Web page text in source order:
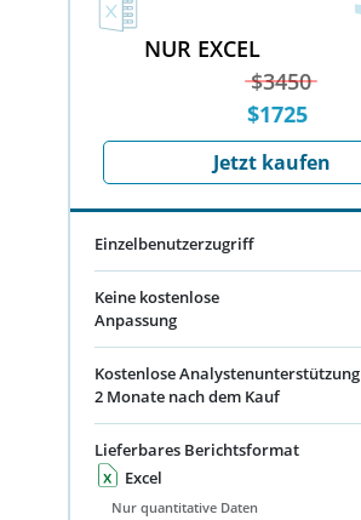
NUR EXCEL
$3450
$1725
Jetzt kaufen
Einzelbenutzerzugriff
Keine kostenlose
Anpassung
Kostenlose Analystenunterstützung
2 Monate nach dem Kauf
Lieferbares Berichtsformat
Excel
Nur quantitative Daten